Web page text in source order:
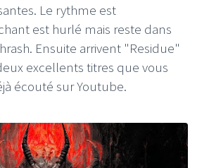
Le rythme est
est hurlé mais reste dans
Ensuite arrivent "Residue"
excellents titres que vous
écouté sur Youtube.